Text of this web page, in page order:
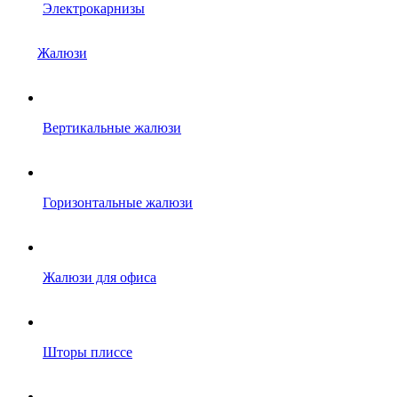
Электрокарнизы
Жалюзи
Вертикальные жалюзи
Горизонтальные жалюзи
Жалюзи для офиса
Шторы плиссе